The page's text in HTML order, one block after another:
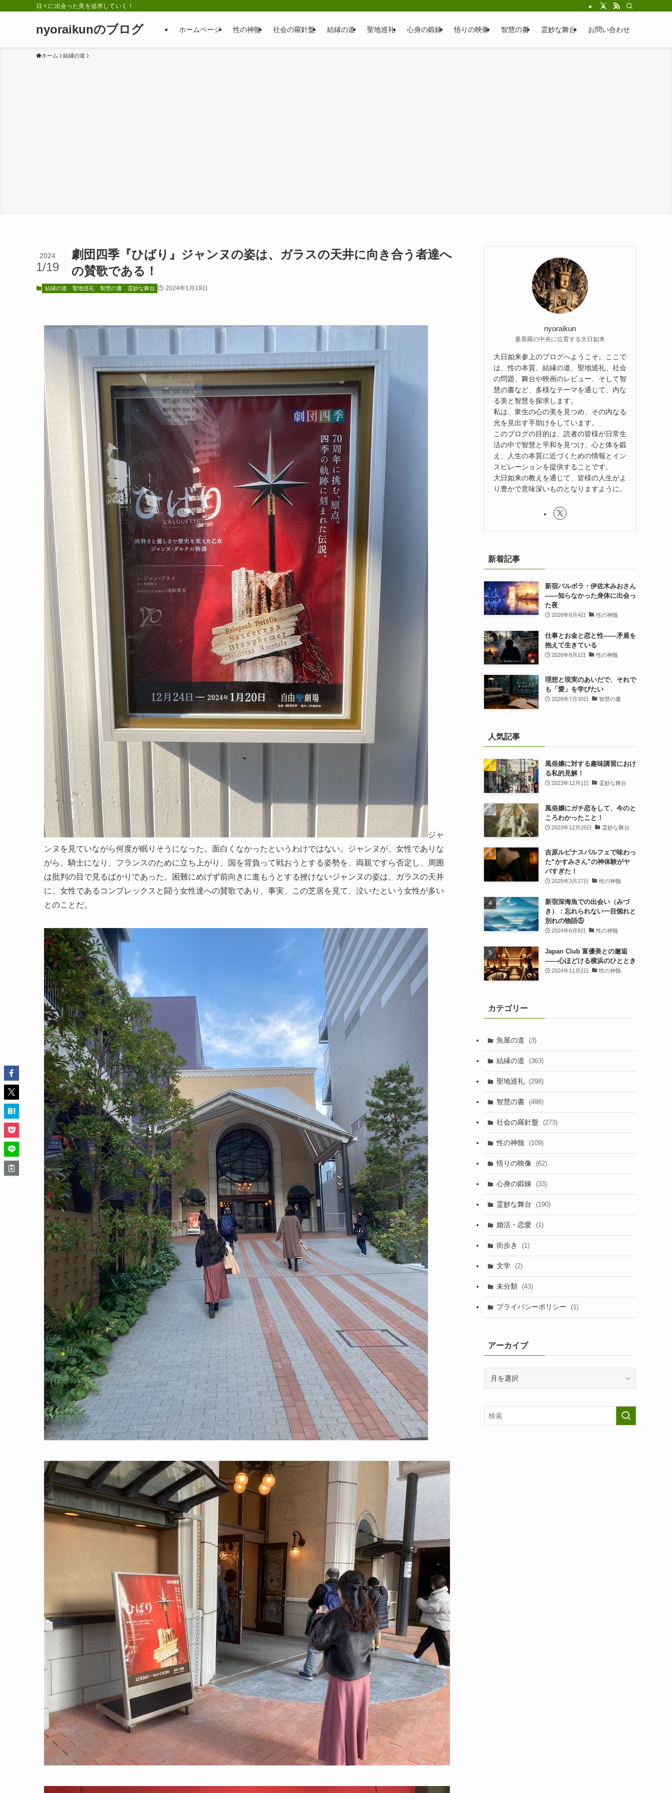
日々に出会った美を追求していく！
nyoraikunのブログ ホームページ 性の神髄 社会の羅針盤 結縁の道 聖地巡礼 心身の鍛錬 悟りの映像 智慧の書 霊妙な舞台 お問い合わせ
ホーム 結縁の道
劇団四季『ひばり』ジャンヌの姿は、ガラスの天井に向き合う者達へ
の賛歌である！
2024
1/19
結縁の道 聖地巡礼 智慧の書 霊妙な舞台 2024年1月19日
ジャ
ンヌを見ていながら何度が眠りそうになった。面白くなかったというわけではない。ジャンヌが、女性でありな
がら、騎士になり、フランスのために立ち上がり、国を背負って戦おうとする姿勢を、両親ですら否定し、周囲
は批判の目で見るばかりであった。困難にめげず前向きに進もうとする挫けないジャンヌの姿は、ガラスの天井
に、女性であるコンプレックスと闘う女性達への賛歌であり、事実、この芝居を見て、泣いたという女性が多い
とのことだ。
nyoraikun
曼荼羅の中央に位置する大日如来
大日如来参上のブログへようこそ。ここで
は、性の本質、結縁の道、聖地巡礼、社会
の問題、舞台や映画のレビュー、そして智
慧の書など、多様なテーマを通じて、内な
る美と智慧を探求します。
私は、衆生の心の美を見つめ、その内なる
光を見出す手助けをしています。
このブログの目的は、読者の皆様が日常生
活の中で智慧と平和を見つけ、心と体を鍛
え、人生の本質に近づくための情報とイン
スピレーションを提供することです。
大日如来の教えを通じて、皆様の人生がよ
り豊かで意味深いものとなりますように。
新着記事
新宿バルボラ・伊佐木みおさん
――知らなかった身体に出会っ
た夜
2026年8月4日 性の神髄
仕事とお金と恋と性——矛盾を
抱えて生きている
2026年8月1日 性の神髄
理想と現実のあいだで、それで
も「愛」を学びたい
2026年7月30日 智慧の書
人気記事
風俗嬢に対する趣味講習におけ
る私的見解！
2023年12月1日 霊妙な舞台
風俗嬢にガチ恋をして、今のと
ころわかったこと！
2023年12月26日 霊妙な舞台
吉原ルピナスパルフェで味わっ
た“かすみさん”の神体験がヤ
バすぎた！
2025年3月27日 性の神髄
新宿深海魚での出会い（みづ
き）：忘れられない一目惚れと
別れの物語⑤
2024年6月8日 性の神髄
Japan Club 富優美との邂逅
――心ほどける横浜のひととき
2024年11月2日 性の神髄
カテゴリー
魚屋の道 (3)
結縁の道 (363)
聖地巡礼 (298)
智慧の書 (498)
社会の羅針盤 (273)
性の神髄 (109)
悟りの映像 (62)
心身の鍛錬 (33)
霊妙な舞台 (190)
婚活・恋愛 (1)
街歩き (1)
文学 (2)
未分類 (43)
プライバシーポリシー (1)
アーカイブ
イ
ブ